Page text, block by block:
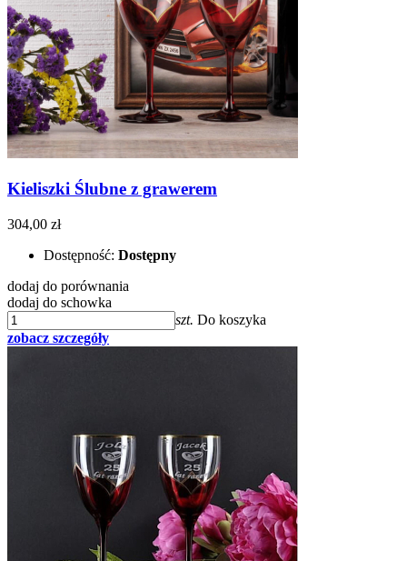
Kieliszki Ślubne z grawerem
304,00 zł
Dostępność: Dostępny
dodaj do porównania
dodaj do schowka
szt. Do koszyka
zobacz szczegóły